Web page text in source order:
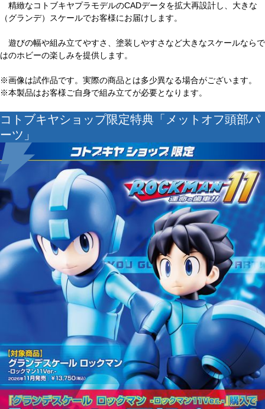
精緻なコトブキヤプラモデルのCADデータを拡大再設計し、大きな
（グランデ）スケールでお客様にお届けします。
遊びの幅や組み立てやすさ、塗装しやすさなど大きなスケールならで
はのホビーの楽しみを提供します。
※画像は試作品です。実際の商品とは多少異なる場合がございます。
※本製品はお客様ご自身で組み立てが必要となります。
コトブキヤショップ限定特典「メットオフ頭部パ
ーツ」